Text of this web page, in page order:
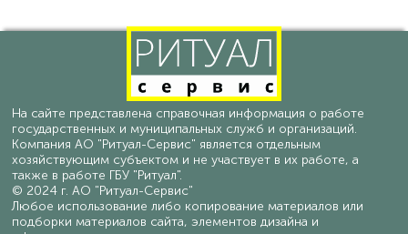
На сайте представлена справочная информация о работе
государственных и муниципальных служб и организаций.
Компания АО "Ритуал-Сервис" является отдельным
хозяйствующим субъектом и не участвует в их работе, а
также в работе ГБУ "Ритуал".
© 2024 г. АО "Ритуал-Сервис"
Любое использование либо копирование материалов или
подборки материалов сайта, элементов дизайна и